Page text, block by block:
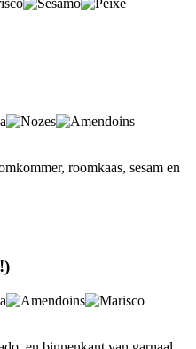
roomkaas, sesam en